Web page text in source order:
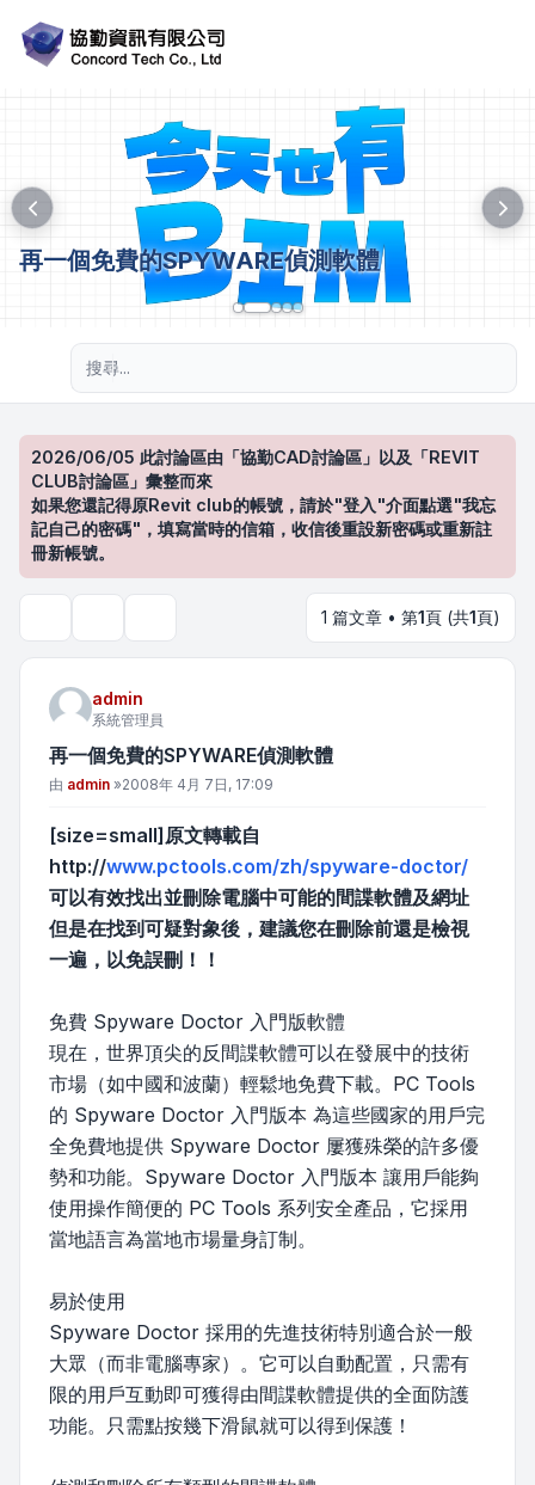
再一個免費的SPYWARE偵測軟體
2026/06/05 此討論區由「協勤CAD討論區」以及「REVIT
CLUB討論區」彙整而來
如果您還記得原Revit club的帳號，請於"登入"介面點選"我忘
記自己的密碼"，填寫當時的信箱，收信後重設新密碼或重新註
冊新帳號。
1 篇文章 • 第1頁 (共1頁)
admin
系統管理員
再一個免費的SPYWARE偵測軟體
文章
由 admin »2008年 4月 7日, 17:09
[size=small]原文轉載自
http://www.pctools.com/zh/spyware-doctor/
可以有效找出並刪除電腦中可能的間諜軟體及網址
但是在找到可疑對象後，建議您在刪除前還是檢視
一遍，以免誤刪！！
免費 Spyware Doctor 入門版軟體
現在，世界頂尖的反間諜軟體可以在發展中的技術
市場（如中國和波蘭）輕鬆地免費下載。PC Tools
的 Spyware Doctor 入門版本 為這些國家的用戶完
全免費地提供 Spyware Doctor 屢獲殊榮的許多優
勢和功能。Spyware Doctor 入門版本 讓用戶能夠
使用操作簡便的 PC Tools 系列安全產品，它採用
當地語言為當地市場量身訂制。
易於使用
Spyware Doctor 採用的先進技術特別適合於一般
大眾（而非電腦專家）。它可以自動配置，只需有
限的用戶互動即可獲得由間諜軟體提供的全面防護
功能。只需點按幾下滑鼠就可以得到保護！